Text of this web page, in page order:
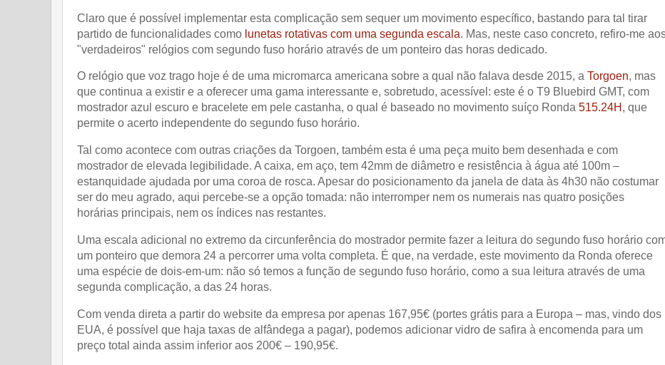
Claro que é possível implementar esta complicação sem sequer um movimento específico, bastando para tal tirar
partido de funcionalidades como lunetas rotativas com uma segunda escala. Mas, neste caso concreto, refiro-me
"verdadeiros" relógios com segundo fuso horário através de um ponteiro das horas dedicado.
O relógio que voz trago hoje é de uma micromarca americana sobre a qual não falava desde 2015, a Torgoen, mas
que continua a existir e a oferecer uma gama interessante e, sobretudo, acessível: este é o T9 Bluebird GMT, com
mostrador azul escuro e bracelete em pele castanha, o qual é baseado no movimento suíço Ronda 515.24H , que
permite o acerto independente do segundo fuso horário.
Tal como acontece com outras criações da Torgoen, também esta é uma peça muito bem desenhada e com
mostrador de elevada legibilidade. A caixa, em aço, tem 42mm de diâmetro e resistência à água até 100m –
estanquidade ajudada por uma coroa de rosca. Apesar do posicionamento da janela de data às 4h30 não costumar
ser do meu agrado, aqui percebe-se a opção tomada: não interromper nem os numerais nas quatro posições
horárias principais, nem os índices nas restantes.
Uma escala adicional no extremo da circunferência do mostrador permite fazer a leitura do segundo fuso horário
um ponteiro que demora 24 a percorrer uma volta completa. É que, na verdade, este movimento da Ronda oferece
uma espécie de dois-em-um: não só temos a função de segundo fuso horário, como a sua leitura através de uma
segunda complicação, a das 24 horas.
Com venda direta a partir do website da empresa por apenas 167,95€ (portes grátis para a Europa – mas, vindo dos
EUA, é possível que haja taxas de alfândega a pagar), podemos adicionar vidro de safira à encomenda para um
preço total ainda assim inferior aos 200€ – 190,95€.